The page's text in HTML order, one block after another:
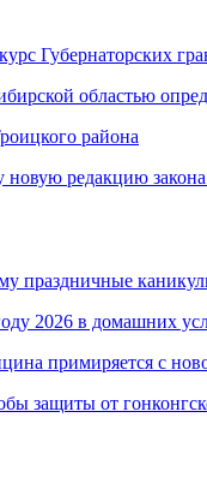
Губернаторских
областью
района
редакцию закона
праздничные
2026 в домашних
примиряется с
защиты от